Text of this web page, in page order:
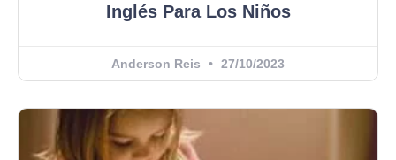
Inglés Para Los Niños
Anderson Reis 27/10/2023